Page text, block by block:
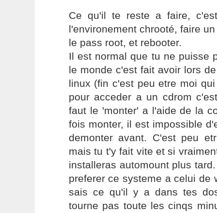
Ce qu'il te reste a faire,
l'environement chrooté, faire
le pass root, et rebooter.
Il est normal que tu ne puisse
le monde c'est fait avoir lors
linux (fin c'est peu etre moi
pour acceder a un cdrom
faut le 'monter' a l'aide de la
fois monter, il est impossible
demonter avant. C'est peu
mais tu t'y fait vite et si
installeras automount plus
preferer ce systeme a celui de
sais ce qu'il y a dans tes
tourne pas toute les cinqs